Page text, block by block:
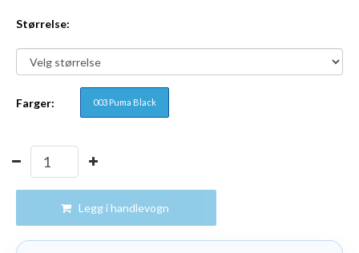
Størrelse:
Farger: 003 Puma Black
Legg i handlevogn